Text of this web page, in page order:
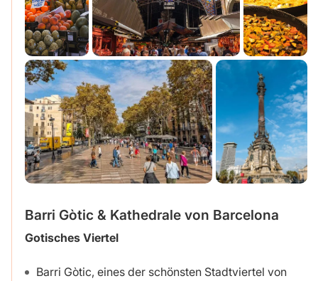
Barri Gòtic & Kathedrale von Barcelona
Gotisches Viertel
Barri Gòtic, eines der schönsten Stadtviertel von